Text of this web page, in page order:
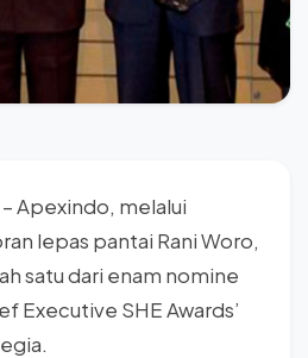
Apexindo, melalui
lepas pantai Rani Woro,
satu dari enam nomine
Executive SHE Awards’